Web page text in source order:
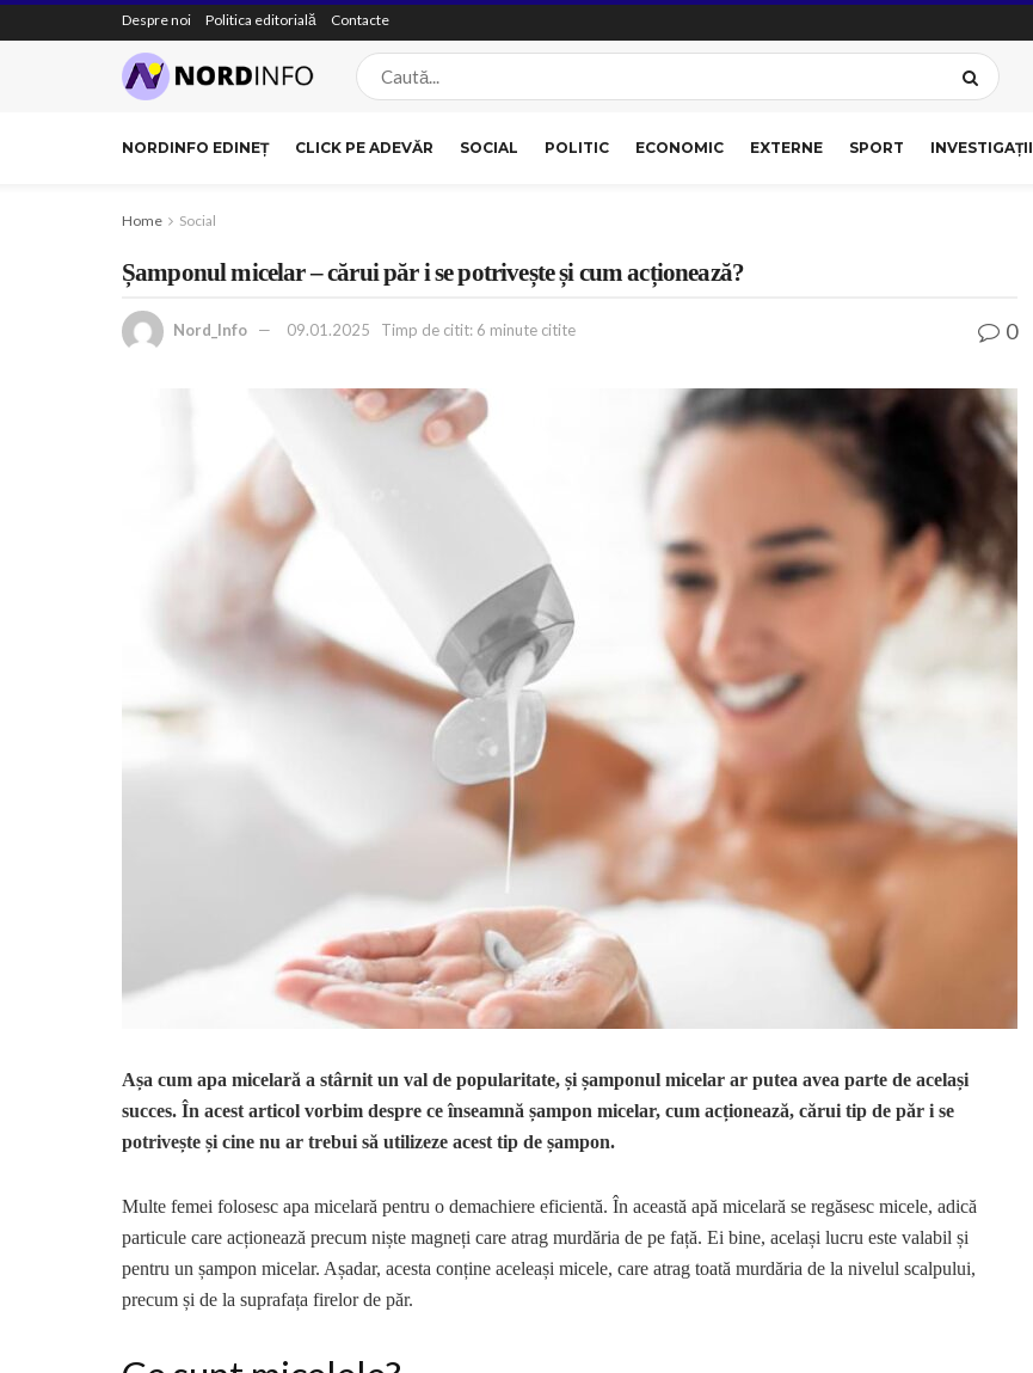
Despre noi Politica editorială Contacte
NORDINFO EDINEȚ CLICK PE ADEVĂR SOCIAL POLITIC ECONOMIC EXTERNE SPORT INVESTIGAȚII
Home Social
Șamponul micelar – cărui păr i se potrivește și cum acționează?
Nord_Info 09.01.2025 Timp de citit: 6 minute citite 0
Așa cum apa micelară a stârnit un val de popularitate, și șamponul micelar ar putea avea parte de același
succes. În acest articol vorbim despre ce înseamnă șampon micelar, cum acționează, cărui tip de păr i se
potrivește și cine nu ar trebui să utilizeze acest tip de șampon.
Multe femei folosesc apa micelară pentru o demachiere eficientă. În această apă micelară se regăsesc micele, adică
particule care acționează precum niște magneți care atrag murdăria de pe față. Ei bine, același lucru este valabil și
pentru un șampon micelar. Așadar, acesta conține aceleași micele, care atrag toată murdăria de la nivelul scalpului,
precum și de la suprafața firelor de păr.